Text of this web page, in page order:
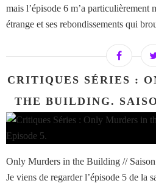
mais l’épisode 6 m’a particulièrement
étrange et ses rebondissements qui
CRITIQUES SÉRIES :
THE BUILDING.
Only Murders in the Building //
Je viens de regarder l’épisode 5 de la